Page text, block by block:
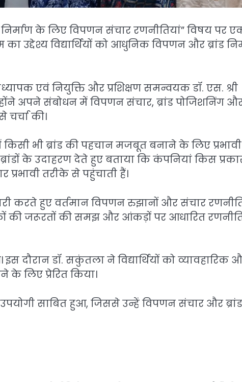
के लिए विपणन संचार रणनीतियां” विषय पर
उद्देश्य विद्यार्थियों को आधुनिक विपणन और ब्रांड
एवं नियुक्ति और प्रशिक्षण समन्वयक डॉ. एस. श्री
अपने संबोधन में विपणन संचार, ब्रांड पोजिशनिंग
चर्चा की।
भी ब्रांड की पहचान मजबूत बनाने के लिए प्रभावी
के उदाहरण देते हुए बताया कि कंपनियां किस
तरीके से पहुंचाती हैं।
करते हुए वर्तमान विपणन रुझानों और संचार
की जरूरतों की समझ और आंकड़ों पर आधारित
दौरान डॉ. सकुंतला ने विद्यार्थियों को व्यावहारिक
के लिए प्रेरित किया।
उपयोगी साबित हुआ, जिससे उन्हें विपणन संचार और ब्रांड